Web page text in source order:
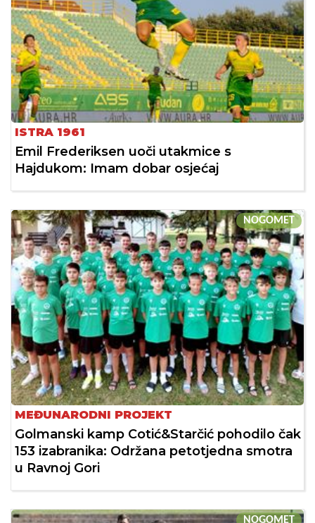
ISTRA 1961
Emil Frederiksen uoči utakmice s
Hajdukom: Imam dobar osjećaj
NOGOMET
MEĐUNARODNI PROJEKT
Golmanski kamp Cotić&Starčić pohodilo čak
153 izabranika: Održana petotjedna smotra
u Ravnoj Gori
NOGOMET